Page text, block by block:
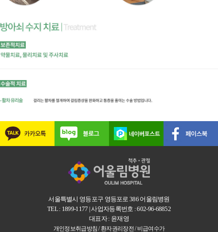
서울특별시 영등포구 영등포로 386 어울림병원
TEL : 1899-1177 | 사업자등록번호 : 602-96-68852
대표자 : 윤재영
개인정보취급방침 / 환자권리장전 / 비급여수가